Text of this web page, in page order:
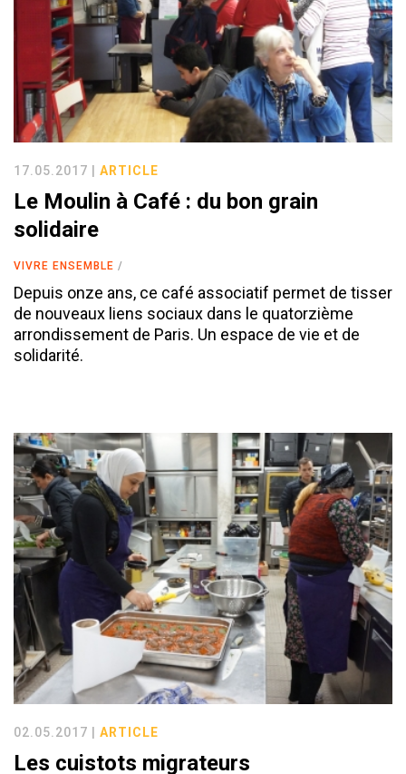
17.05.2017 | ARTICLE
Le Moulin à Café : du bon grain
solidaire
VIVRE ENSEMBLE
Depuis onze ans, ce café associatif permet de tisser
de nouveaux liens sociaux dans le quatorzième
arrondissement de Paris. Un espace de vie et de
solidarité.
02.05.2017 | ARTICLE
Les cuistots migrateurs